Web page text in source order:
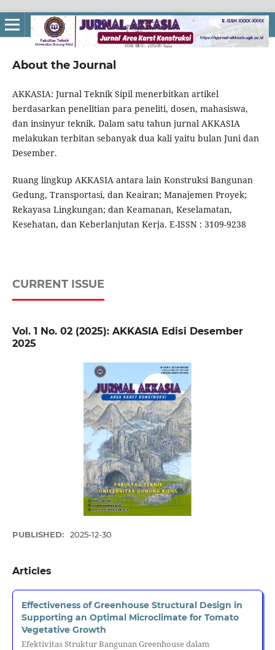
About the Journal
AKKASIA: Jurnal Teknik Sipil menerbitkan artikel
berdasarkan penelitian para peneliti, dosen, mahasiswa,
dan insinyur teknik. Dalam satu tahun jurnal AKKASIA
melakukan terbitan sebanyak dua kali yaitu bulan Juni dan
Desember.
Ruang lingkup AKKASIA antara lain Konstruksi Bangunan
Gedung, Transportasi, dan Keairan; Manajemen Proyek;
Rekayasa Lingkungan; dan Keamanan, Keselamatan,
Kesehatan, dan Keberlanjutan Kerja. E-ISSN : 3109-9238
CURRENT ISSUE
Vol. 1 No. 02 (2025): AKKASIA Edisi Desember
2025
PUBLISHED: 2025-12-30
Articles
Effectiveness of Greenhouse Structural Design in
Supporting an Optimal Microclimate for Tomato
Vegetative Growth
Efektivitas Struktur Bangunan Greenhouse dalam